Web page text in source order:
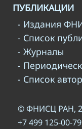
ПУБЛИКАЦИИ
- Издания
- Список
- Журналы
-
- Список
© ФНИСЦ РАН,
+7 499 125-00-